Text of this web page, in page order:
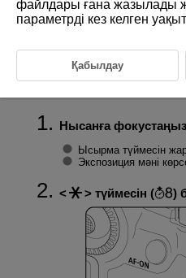
Фокус пен экспозицияны бөлек
экспозиция параметрімен бірнеше
және суретке түсіріңіз. Бұл AE
жарығы бар нысандарды түсіру
Нысанға
Ысырма түймесін
Экспозиция мәні
түймесін ( )
файлдары ғана жазылады
параметрді кез келген
Қабылдау